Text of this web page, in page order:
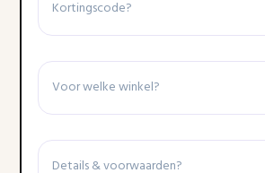
Winkel
Details